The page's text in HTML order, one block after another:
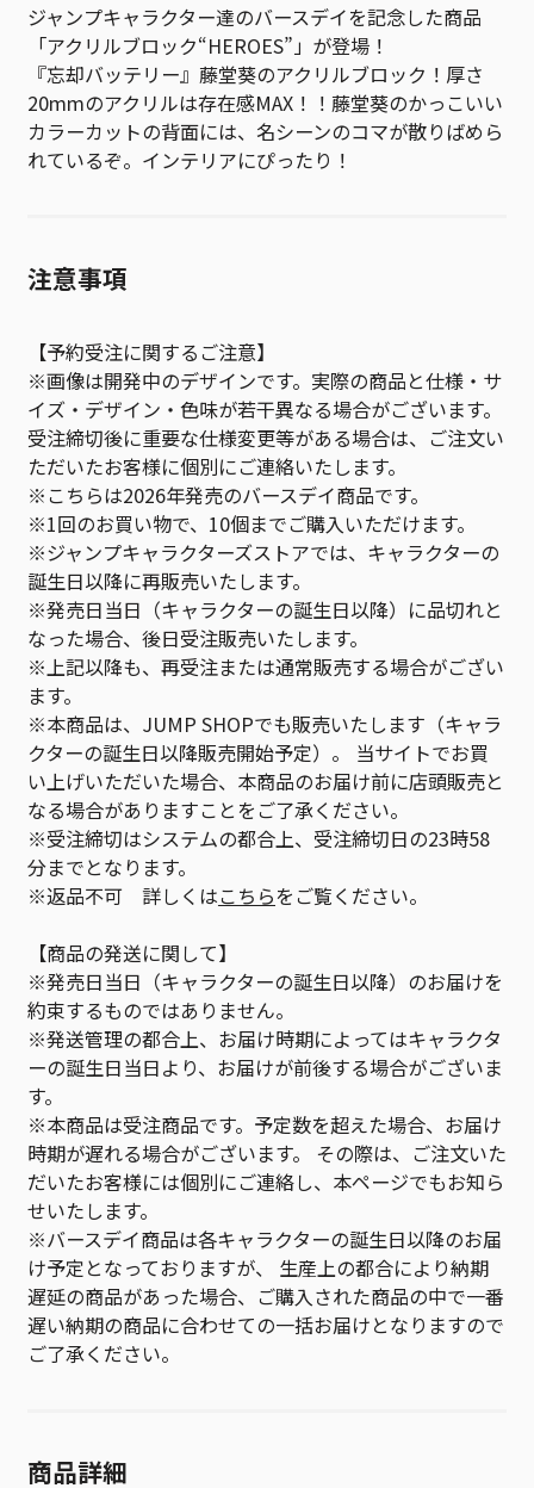
ジャンプキャラクター達のバースデイを記念した商品
「アクリルブロック“HEROES”」が登場！
『忘却バッテリー』藤堂葵のアクリルブロック！厚さ
20mmのアクリルは存在感MAX！！藤堂葵のかっこいい
カラーカットの背面には、名シーンのコマが散りばめら
れているぞ。インテリアにぴったり！
注意事項
【予約受注に関するご注意】
※画像は開発中のデザインです。実際の商品と仕様・サ
イズ・デザイン・色味が若干異なる場合がございます。
受注締切後に重要な仕様変更等がある場合は、ご注文い
ただいたお客様に個別にご連絡いたします。
※こちらは2026年発売のバースデイ商品です。
※1回のお買い物で、10個までご購入いただけます。
※ジャンプキャラクターズストアでは、キャラクターの
誕生日以降に再販売いたします。
※発売日当日（キャラクターの誕生日以降）に品切れと
なった場合、後日受注販売いたします。
※上記以降も、再受注または通常販売する場合がござい
ます。
※本商品は、JUMP SHOPでも販売いたします（キャラ
クターの誕生日以降販売開始予定）。 当サイトでお買
い上げいただいた場合、本商品のお届け前に店頭販売と
なる場合がありますことをご了承ください。
※受注締切はシステムの都合上、受注締切日の23時58
分までとなります。
※返品不可 詳しくはこちらをご覧ください。
【商品の発送に関して】
※発売日当日（キャラクターの誕生日以降）のお届けを
約束するものではありません。
※発送管理の都合上、お届け時期によってはキャラクタ
ーの誕生日当日より、お届けが前後する場合がございま
す。
※本商品は受注商品です。予定数を超えた場合、お届け
時期が遅れる場合がございます。 その際は、ご注文いた
だいたお客様には個別にご連絡し、本ページでもお知ら
せいたします。
※バースデイ商品は各キャラクターの誕生日以降のお届
け予定となっておりますが、 生産上の都合により納期
遅延の商品があった場合、ご購入された商品の中で一番
遅い納期の商品に合わせての一括お届けとなりますので
ご了承ください。
商品詳細